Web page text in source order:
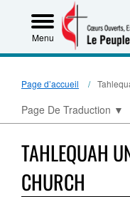
Menu
Page d’accueil
Page De Traduction ▼
TAHLEQUAH
CHURCH